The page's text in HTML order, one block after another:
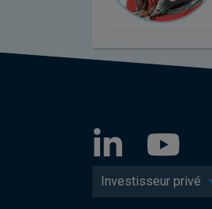
Investisseur privé